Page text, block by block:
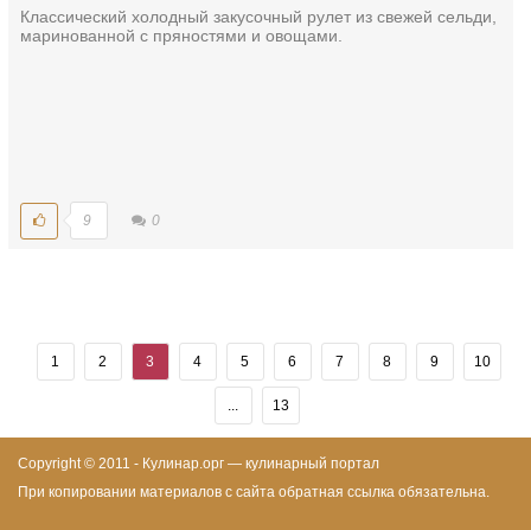
Классический холодный закусочный рулет из свежей сельди,
маринованной с пряностями и овощами.
9 0
1 2 3 4 5 6 7 8 9 10
... 13
Copyright © 2011 - Кулинар.орг — кулинарный портал
При копировании материалов с сайта обратная ссылка обязательна.